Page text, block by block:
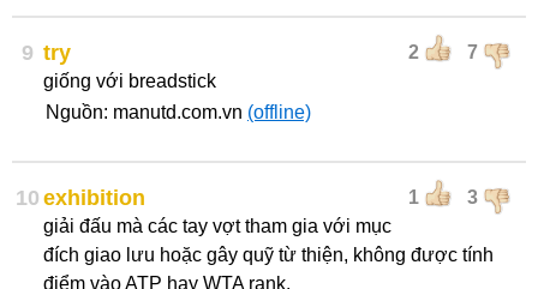
9 2 7
try
giống với breadstick
Nguồn: manutd.com.vn (offline)
10 1 3
exhibition
giải đấu mà các tay vợt tham gia với mục
đích giao lưu hoặc gây quỹ từ thiện, không được tính
điểm vào ATP hay WTA rank.